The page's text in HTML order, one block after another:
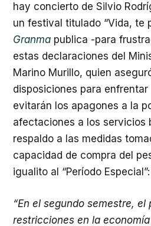
hay concierto de Silvio
un festival titulado “Vida, te
Granma publica -para
estas declaraciones del
Marino Murillo, quien
disposiciones para
evitarán los apagones a la
afectaciones a los servicios
respaldo a las medidas
capacidad de compra del
igualito al “Período Especial”:
“En el segundo semestre,
restricciones en la